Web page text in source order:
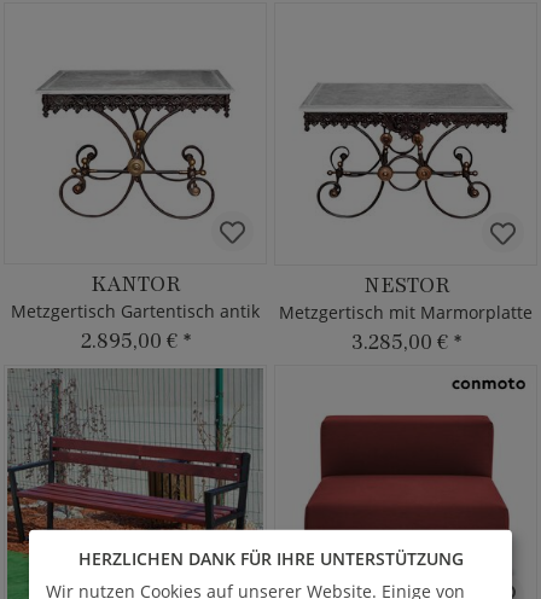
KANTOR
Metzgertisch Gartentisch antik
2.895,00 € *
NESTOR
Metzgertisch mit Marmorplatte
3.285,00 € *
HERZLICHEN DANK FÜR IHRE UNTERSTÜTZUNG
Wir nutzen Cookies auf unserer Website. Einige von